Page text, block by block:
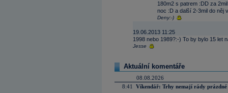
180m2 s patrem :DD za
noc :D a další 2-3mil do něj
Deny:-)
19.06.2013 11:25
1998 nebo 1989?:-) To by bylo 15 let
Jesse
Aktuální komentáře
08.08.2026
8:41
Víkendář: Trhy nemají rády prázdné